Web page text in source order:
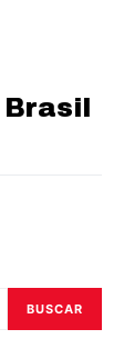
Brasil
BUSCAR